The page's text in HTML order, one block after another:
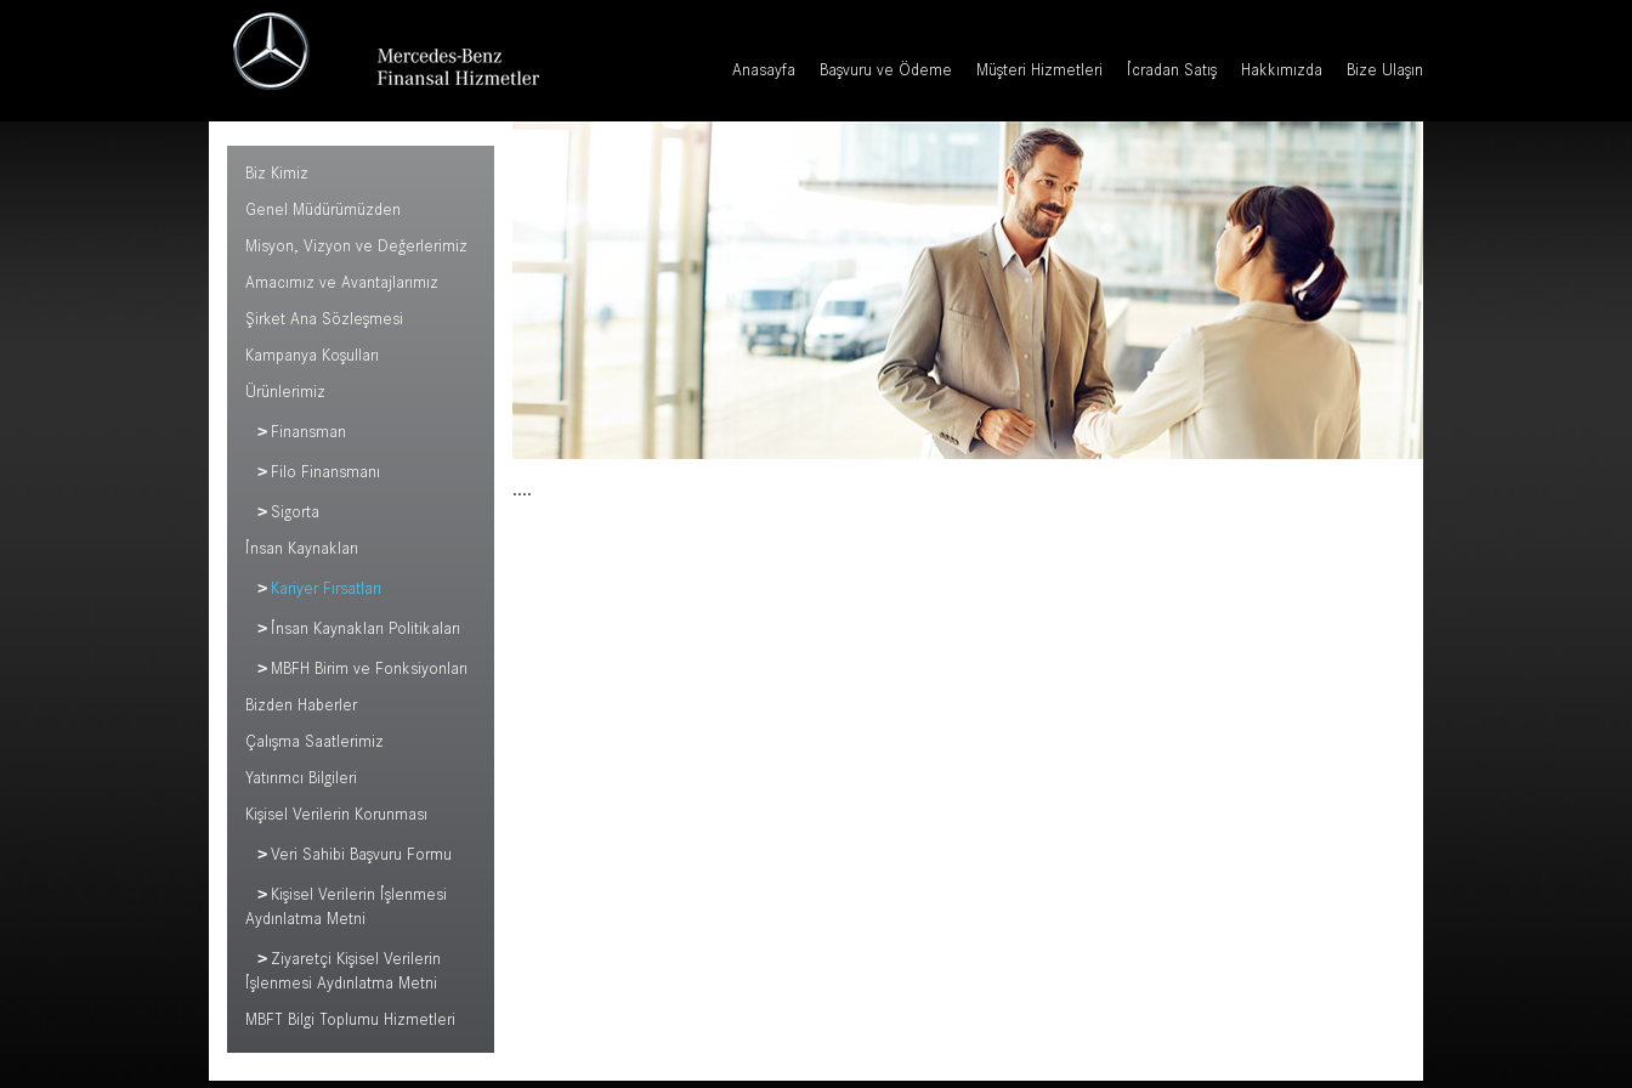
Anasayfa Başvuru ve Ödeme Müşteri Hizmetleri İcradan Satış Hakkımızda Bize Ulaşın
Biz Kimiz
Genel Müdürümüzden
Misyon, Vizyon ve Değerlerimiz
Amacımız ve Avantajlarımız
Şirket Ana Sözleşmesi
Kampanya Koşulları
Ürünlerimiz
Finansman
Filo Finansmanı
Sigorta
İnsan Kaynakları
Kariyer Fırsatları
İnsan Kaynakları Politikaları
MBFH Birim ve Fonksiyonları
Bizden Haberler
Çalışma Saatlerimiz
Yatırımcı Bilgileri
Kişisel Verilerin Korunması
Veri Sahibi Başvuru Formu
Kişisel Verilerin İşlenmesi
Aydınlatma Metni
Ziyaretçi Kişisel Verilerin
İşlenmesi Aydınlatma Metni
MBFT Bilgi Toplumu Hizmetleri
....